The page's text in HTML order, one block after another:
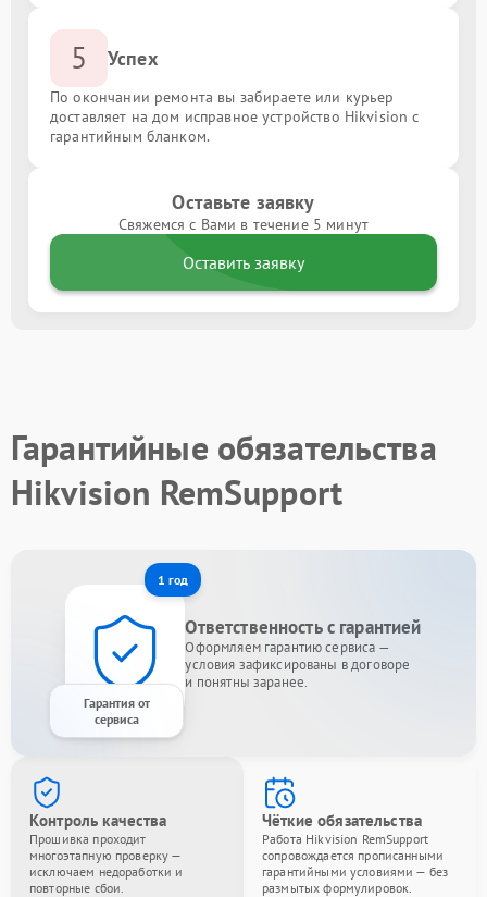
5 Успех
По окончании ремонта вы забираете или курьер
доставляет на дом исправное устройство Hikvision с
гарантийным бланком.
Оставьте заявку
Свяжемся с Вами в течение 5 минут
Оставить заявку
Гарантийные обязательства
Hikvision RemSupport
1 год
Гарантия от
сервиса
Ответственность с гарантией
Оформляем гарантию сервиса —
условия зафиксированы в договоре
и понятны заранее.
Контроль качества
Прошивка проходит
многоэтапную проверку —
исключаем недоработки и
повторные сбои.
Чёткие обязательства
Работа Hikvision RemSupport
сопровождается прописанными
гарантийными условиями — без
размытых формулировок.